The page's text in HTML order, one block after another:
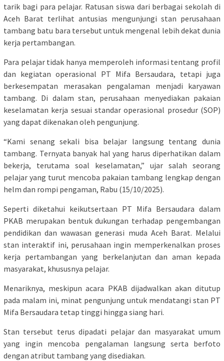
tarik bagi para pelajar. Ratusan siswa dari berbagai sekolah di
Aceh Barat terlihat antusias mengunjungi stan perusahaan
tambang batu bara tersebut untuk mengenal lebih dekat dunia
kerja pertambangan.
Para pelajar tidak hanya memperoleh informasi tentang profil
dan kegiatan operasional PT Mifa Bersaudara, tetapi juga
berkesempatan merasakan pengalaman menjadi karyawan
tambang. Di dalam stan, perusahaan menyediakan pakaian
keselamatan kerja sesuai standar operasional prosedur (SOP)
yang dapat dikenakan oleh pengunjung.
“Kami senang sekali bisa belajar langsung tentang dunia
tambang. Ternyata banyak hal yang harus diperhatikan dalam
bekerja, terutama soal keselamatan,” ujar salah seorang
pelajar yang turut mencoba pakaian tambang lengkap dengan
helm dan rompi pengaman, Rabu (15/10/2025).
Seperti diketahui keikutsertaan PT Mifa Bersaudara dalam
PKAB merupakan bentuk dukungan terhadap pengembangan
pendidikan dan wawasan generasi muda Aceh Barat. Melalui
stan interaktif ini, perusahaan ingin memperkenalkan proses
kerja pertambangan yang berkelanjutan dan aman kepada
masyarakat, khususnya pelajar.
Menariknya, meskipun acara PKAB dijadwalkan akan ditutup
pada malam ini, minat pengunjung untuk mendatangi stan PT
Mifa Bersaudara tetap tinggi hingga siang hari.
Stan tersebut terus dipadati pelajar dan masyarakat umum
yang ingin mencoba pengalaman langsung serta berfoto
dengan atribut tambang yang disediakan.